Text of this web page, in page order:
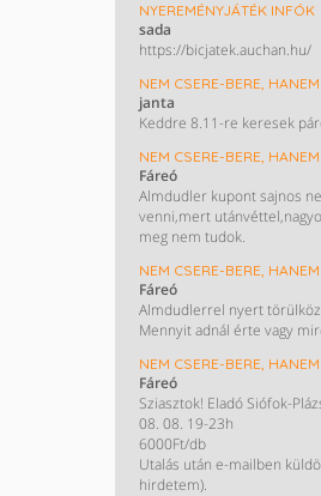
NYEREMÉNYJÁTÉK INFÓK
sada
https://bicjatek.auchan.hu/
NEM CSERE-BERE,
janta
Keddre 8.11-re keresek
NEM CSERE-BERE,
Fáreó
Almdudler kupont sajnos
venni,mert
meg nem tudok.
NEM CSERE-BERE,
Fáreó
Almdudlerrel nyert
Mennyit adnál érte vagy
NEM CSERE-BERE,
Fáreó
Sziasztok! Eladó Siófok-
08. 08. 19-23h
6000Ft/db
Utalás után e-mailben
hirdetem).